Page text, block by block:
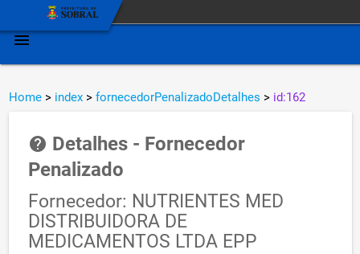
menu
Home > index > fornecedorPenalizadoDetalhes > id:162
help Detalhes - Fornecedor
Penalizado
Fornecedor: NUTRIENTES MED
DISTRIBUIDORA DE
MEDICAMENTOS LTDA EPP